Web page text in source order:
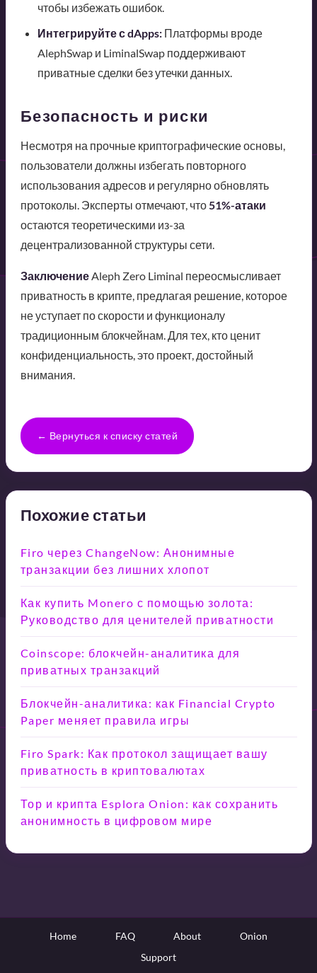
чтобы избежать ошибок.
Интегрируйте с dApps:Платформы вроде
AlephSwap и LiminalSwap поддерживают
приватные сделки без утечки данных.
Безопасность и риски
Несмотря на прочные криптографические основы,
пользователи должны избегать повторного
использования адресов и регулярно обновлять
протоколы. Эксперты отмечают, что51%-атаки
остаются теоретическими из-за
децентрализованной структуры сети.
ЗаключениеAleph Zero Liminal переосмысливает
приватность в крипте, предлагая решение, которое
не уступает по скорости и функционалу
традиционным блокчейнам. Для тех, кто ценит
конфиденциальность, это проект, достойный
внимания.
← Вернуться к списку статей
Похожие статьи
Firo через ChangeNow: Анонимные
транзакции без лишних хлопот
Как купить Monero с помощью золота:
Руководство для ценителей приватности
Coinscope: блокчейн-аналитика для
приватных транзакций
Блокчейн-аналитика: как Financial Crypto
Paper меняет правила игры
Firo Spark: Как протокол защищает вашу
приватность в криптовалютах
Тор и крипта Esplora Onion: как сохранить
анонимность в цифровом мире
Home FAQ About
Onion
Support